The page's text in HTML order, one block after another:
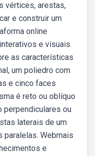
vértices, arestas,
e construir um
online
e visuais
as características
um poliedro com
e cinco faces
é reto ou oblíquo
perpendiculares ou
laterais de um
paralelas. Webmais
e